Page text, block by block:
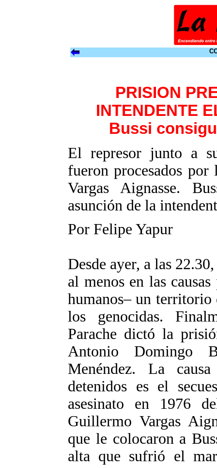
PRISION
INTENDENTE
Bussi
El represor junto a
fueron procesados por
Vargas Aignasse.
asunción de la
Por Felipe Yapur
Desde ayer, a las
al menos en las
humanos– un
los genocidas.
Parache dictó la
Antonio Domingo
Menéndez. La
detenidos es el
asesinato en 1976
Guillermo Vargas
que le colocaron a
alta que sufrió el